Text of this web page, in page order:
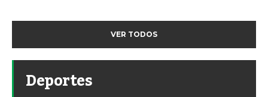
VER TODOS
Deportes